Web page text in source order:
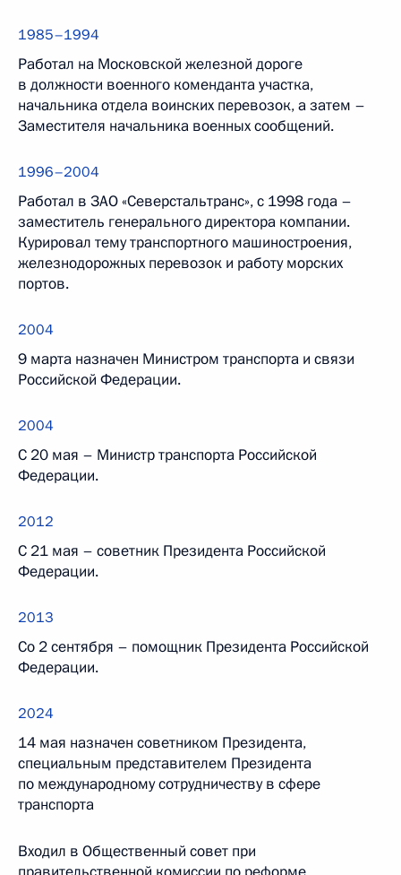
1985–1994
Работал на Московской железной дороге
в должности военного коменданта участка,
начальника отдела воинских перевозок, а затем –
Заместителя начальника военных сообщений.
1996–2004
Работал в ЗАО «Северстальтранс», с 1998 года –
заместитель генерального директора компании.
Курировал тему транспортного машиностроения,
железнодорожных перевозок и работу морских
портов.
2004
9 марта назначен Министром транспорта и связи
Российской Федерации.
2004
C 20 мая – Министр транспорта Российской
Федерации.
2012
C 21 мая – советник Президента Российской
Федерации.
2013
Со 2 сентября – помощник Президента Российской
Федерации.
2024
14 мая назначен советником Президента,
специальным представителем Президента
по международному сотрудничеству в сфере
транспорта
Входил в Общественный совет при